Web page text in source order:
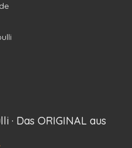
· Das ORIGINAL aus